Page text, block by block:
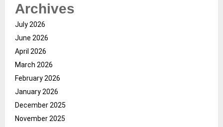
Archives
July 2026
June 2026
April 2026
March 2026
February 2026
January 2026
December 2025
November 2025